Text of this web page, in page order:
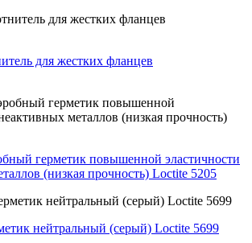
для жестких фланцев
герметик повышенной эластичности
(низкая прочность) Loctite 5205
нейтральный (серый) Loctite 5699